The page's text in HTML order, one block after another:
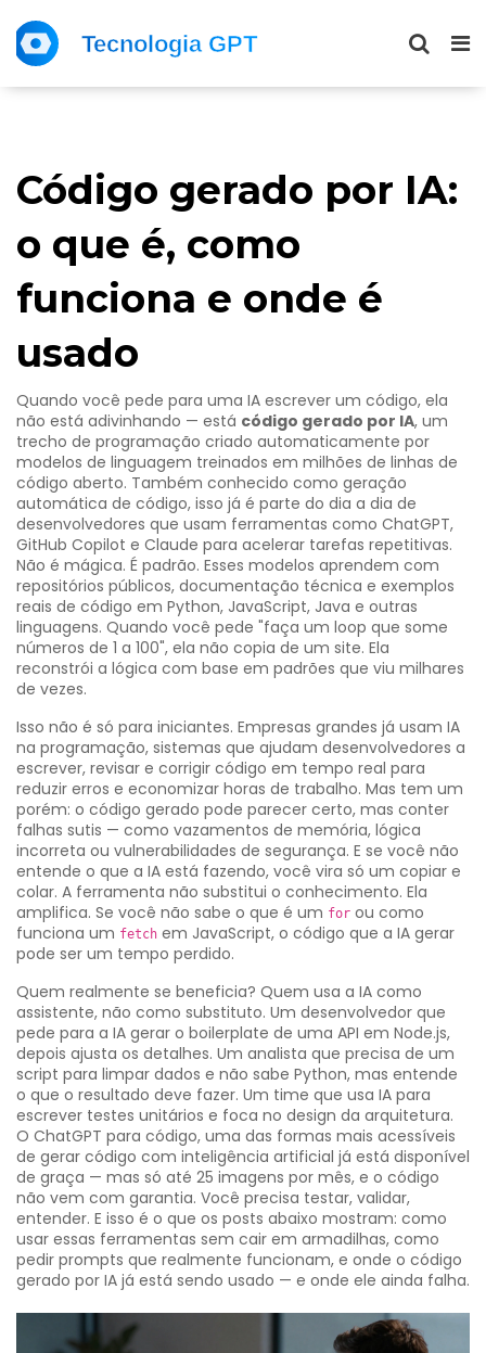
Código gerado por IA:
o que é, como
funciona e onde é
usado
Quando você pede para uma IA escrever um código, ela
não está adivinhando — está código gerado por IA, um
trecho de programação criado automaticamente por
modelos de linguagem treinados em milhões de linhas de
código aberto. Também conhecido como geração
automática de código, isso já é parte do dia a dia de
desenvolvedores que usam ferramentas como ChatGPT,
GitHub Copilot e Claude para acelerar tarefas repetitivas.
Não é mágica. É padrão. Esses modelos aprendem com
repositórios públicos, documentação técnica e exemplos
reais de código em Python, JavaScript, Java e outras
linguagens. Quando você pede "faça um loop que some
números de 1 a 100", ela não copia de um site. Ela
reconstrói a lógica com base em padrões que viu milhares
de vezes.
Isso não é só para iniciantes. Empresas grandes já usam IA
na programação, sistemas que ajudam desenvolvedores a
escrever, revisar e corrigir código em tempo real para
reduzir erros e economizar horas de trabalho. Mas tem um
porém: o código gerado pode parecer certo, mas conter
falhas sutis — como vazamentos de memória, lógica
incorreta ou vulnerabilidades de segurança. E se você não
entende o que a IA está fazendo, você vira só um copiar e
colar. A ferramenta não substitui o conhecimento. Ela
amplifica. Se você não sabe o que é um for ou como
funciona um fetch em JavaScript, o código que a IA gerar
pode ser um tempo perdido.
Quem realmente se beneficia? Quem usa a IA como
assistente, não como substituto. Um desenvolvedor que
pede para a IA gerar o boilerplate de uma API em Node.js,
depois ajusta os detalhes. Um analista que precisa de um
script para limpar dados e não sabe Python, mas entende
o que o resultado deve fazer. Um time que usa IA para
escrever testes unitários e foca no design da arquitetura.
O ChatGPT para código, uma das formas mais acessíveis
de gerar código com inteligência artificial já está disponível
de graça — mas só até 25 imagens por mês, e o código
não vem com garantia. Você precisa testar, validar,
entender. E isso é o que os posts abaixo mostram: como
usar essas ferramentas sem cair em armadilhas, como
pedir prompts que realmente funcionam, e onde o código
gerado por IA já está sendo usado — e onde ele ainda falha.